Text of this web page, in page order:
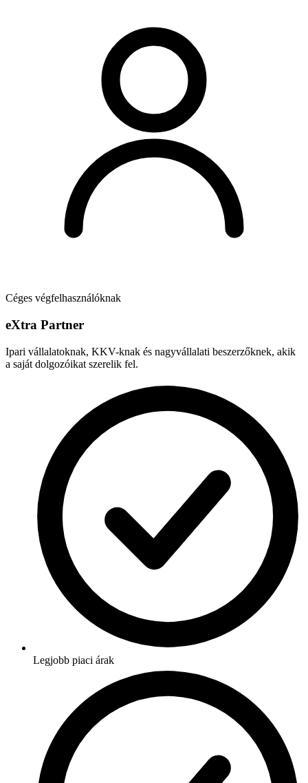
Céges végfelhasználóknak
eXtra Partner
Ipari vállalatoknak, KKV-knak és nagyvállalati beszerzőknek, akik
a saját dolgozóikat szerelik fel.
Legjobb piaci árak